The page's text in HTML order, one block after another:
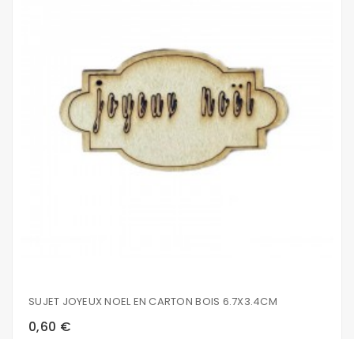
SUJET JOYEUX NOEL EN CARTON BOIS 6.7X3.4CM
0,60 €